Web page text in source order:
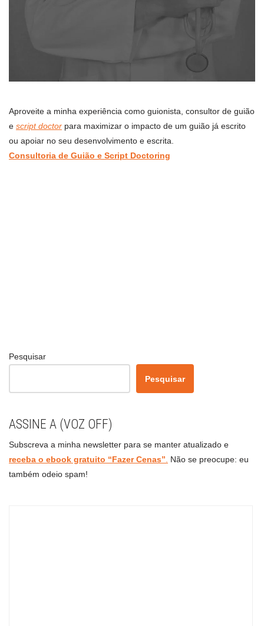
Aproveite a minha experiência como guionista, consultor de guião
e script doctor para maximizar o impacto de um guião já escrito
ou apoiar no seu desenvolvimento e escrita.
Consultoria de Guião e Script Doctoring
Pesquisar
Pesquisar
ASSINE A (VOZ OFF)
Subscreva a minha newsletter para se manter atualizado e
receba o ebook gratuito “Fazer Cenas”. Não se preocupe: eu
também odeio spam!